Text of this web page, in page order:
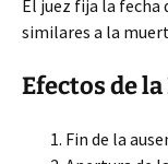
El juez fija la
similares a la
Efectos de
Fin de la